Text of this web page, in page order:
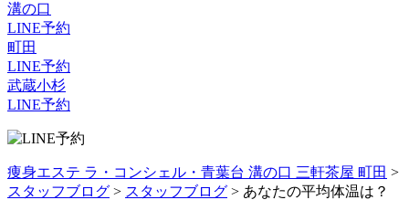
溝の口
LINE予約
町田
LINE予約
武蔵小杉
LINE予約
痩身エステ ラ・コンシェル・青葉台 溝の口 三軒茶屋 町田 >
スタッフブログ > スタッフブログ > あなたの平均体温は？